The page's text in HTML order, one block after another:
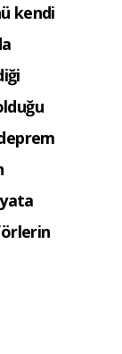
kendi